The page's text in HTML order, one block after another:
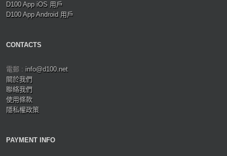
D100 App iOS 用戶
D100 App Android 用戶
CONTACTS
電郵 : info@d100.net
關於我們
聯絡我們
使用條款
隱私權政策
PAYMENT INFO